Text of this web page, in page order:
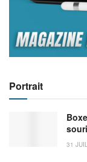
Portrait
31